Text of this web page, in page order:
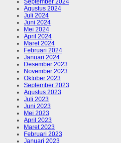
Agustus 2024
Juli 2024
Juni 2024
Mei 2024
April 2024
Maret 2024
Februari 2024
Januari 2024
Desember 2023
November 2023
Oktober 2023
September 2023
Agustus 2023
Juli 2023
Juni 2023
Mei 2023
April 2023
Maret 2023
Februari 2023
Januari 2023